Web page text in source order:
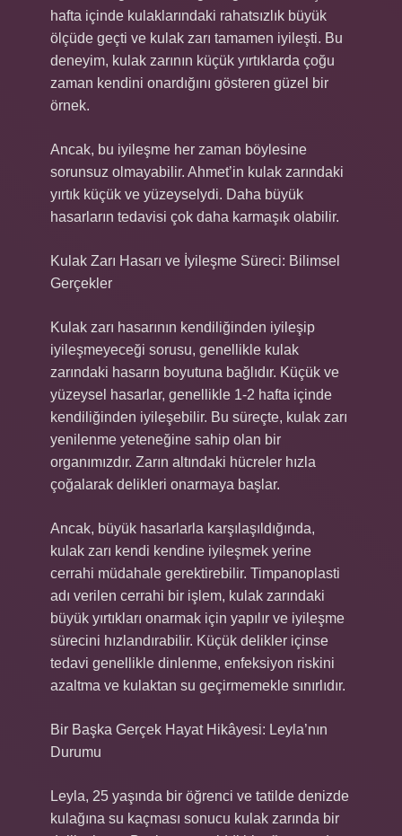
hafta içinde kulaklarındaki rahatsızlık büyük
ölçüde geçti ve kulak zarı tamamen iyileşti. Bu
deneyim, kulak zarının küçük yırtıklarda çoğu
zaman kendini onardığını gösteren güzel bir
örnek.
Ancak, bu iyileşme her zaman böylesine
sorunsuz olmayabilir. Ahmet’in kulak zarındaki
yırtık küçük ve yüzeyselydi. Daha büyük
hasarların tedavisi çok daha karmaşık olabilir.
Kulak Zarı Hasarı ve İyileşme Süreci: Bilimsel
Gerçekler
Kulak zarı hasarının kendiliğinden iyileşip
iyileşmeyeceği sorusu, genellikle kulak
zarındaki hasarın boyutuna bağlıdır. Küçük ve
yüzeysel hasarlar, genellikle 1-2 hafta içinde
kendiliğinden iyileşebilir. Bu süreçte, kulak zarı
yenilenme yeteneğine sahip olan bir
organımızdır. Zarın altındaki hücreler hızla
çoğalarak delikleri onarmaya başlar.
Ancak, büyük hasarlarla karşılaşıldığında,
kulak zarı kendi kendine iyileşmek yerine
cerrahi müdahale gerektirebilir. Timpanoplasti
adı verilen cerrahi bir işlem, kulak zarındaki
büyük yırtıkları onarmak için yapılır ve iyileşme
sürecini hızlandırabilir. Küçük delikler içinse
tedavi genellikle dinlenme, enfeksiyon riskini
azaltma ve kulaktan su geçirmemekle sınırlıdır.
Bir Başka Gerçek Hayat Hikâyesi: Leyla’nın
Durumu
Leyla, 25 yaşında bir öğrenci ve tatilde denizde
kulağına su kaçması sonucu kulak zarında bir